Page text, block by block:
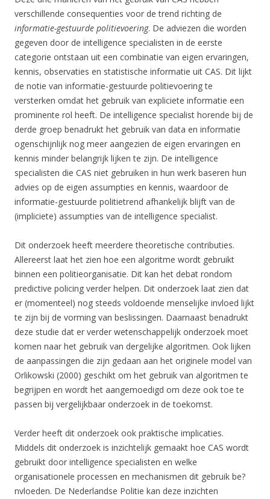
verschillende consequenties voor de trend richting de
informatie-gestuurde politievoering. De adviezen die worden
gegeven door de intelligence specialisten in de eerste
categorie ontstaan uit een combinatie van eigen ervaringen,
kennis, observaties en statistische informatie uit CAS. Dit lijkt
de notie van informatie-gestuurde politievoering te
versterken omdat het gebruik van expliciete informatie een
prominente rol heeft. De intelligence specialist horende bij de
derde groep benadrukt het gebruik van data en informatie
ogenschijnlijk nog meer aangezien de eigen ervaringen en
kennis minder belangrijk lijken te zijn. De intelligence
specialisten die CAS niet gebruiken in hun werk baseren hun
advies op de eigen assumpties en kennis, waardoor de
informatie-gestuurde politietrend afhankelijk blijft van de
(impliciete) assumpties van de intelligence specialist.
Dit onderzoek heeft meerdere theoretische contributies.
Allereerst laat het zien hoe een algoritme wordt gebruikt
binnen een politieorganisatie. Dit kan het debat rondom
predictive policing verder helpen. Dit onderzoek laat zien dat
er (momenteel) nog steeds voldoende menselijke invloed lijkt
te zijn bij de vorming van beslissingen. Daarnaast benadrukt
deze studie dat er verder wetenschappelijk onderzoek moet
komen naar het gebruik van dergelijke algoritmen. Ook lijken
de aanpassingen die zijn gedaan aan het originele model van
Orlikowski (2000) geschikt om het gebruik van algoritmen te
begrijpen en wordt het aangemoedigd om deze ook toe te
passen bij vergelijkbaar onderzoek in de toekomst.
Verder heeft dit onderzoek ook praktische implicaties.
Middels dit onderzoek is inzichtelijk gemaakt hoe CAS wordt
gebruikt door intelligence specialisten en welke
organisationele processen en mechanismen dit gebruik be?
nvloeden. De Nederlandse Politie kan deze inzichten